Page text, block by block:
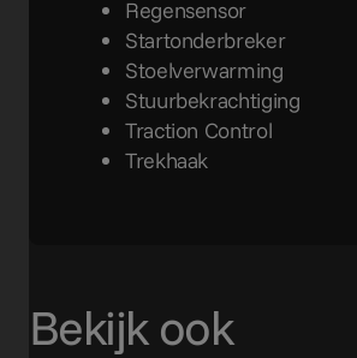
Regensensor
Startonderbreker
Stoelverwarming
Stuurbekrachtiging
Traction Control
Trekhaak
Bekijk ook